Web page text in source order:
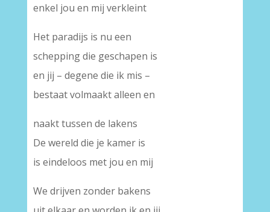
enkel jou en mij verkleint
Het paradijs is nu een
schepping die geschapen is
en jij – degene die ik mis –
bestaat volmaakt alleen en
naakt tussen de lakens
De wereld die je kamer is
is eindeloos met jou en mij
We drijven zonder bakens